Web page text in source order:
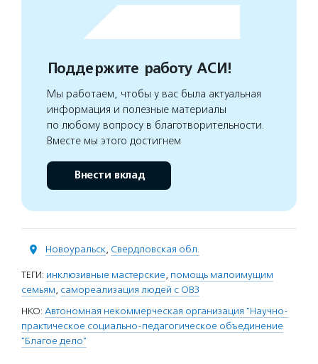
Поддержите работу АСИ!
Мы работаем, чтобы у вас была актуальная
информация и полезные материалы
по любому вопросу в благотворительности.
Вместе мы этого достигнем
Внести вклад
Новоуральск, Свердловская обл.
ТЕГИ: инклюзивные мастерские, помощь малоимущим
семьям, самореализация людей с ОВЗ
НКО: Автономная некоммерческая организация "Научно-
практическое социально-педагогическое объединение
"Благое дело"